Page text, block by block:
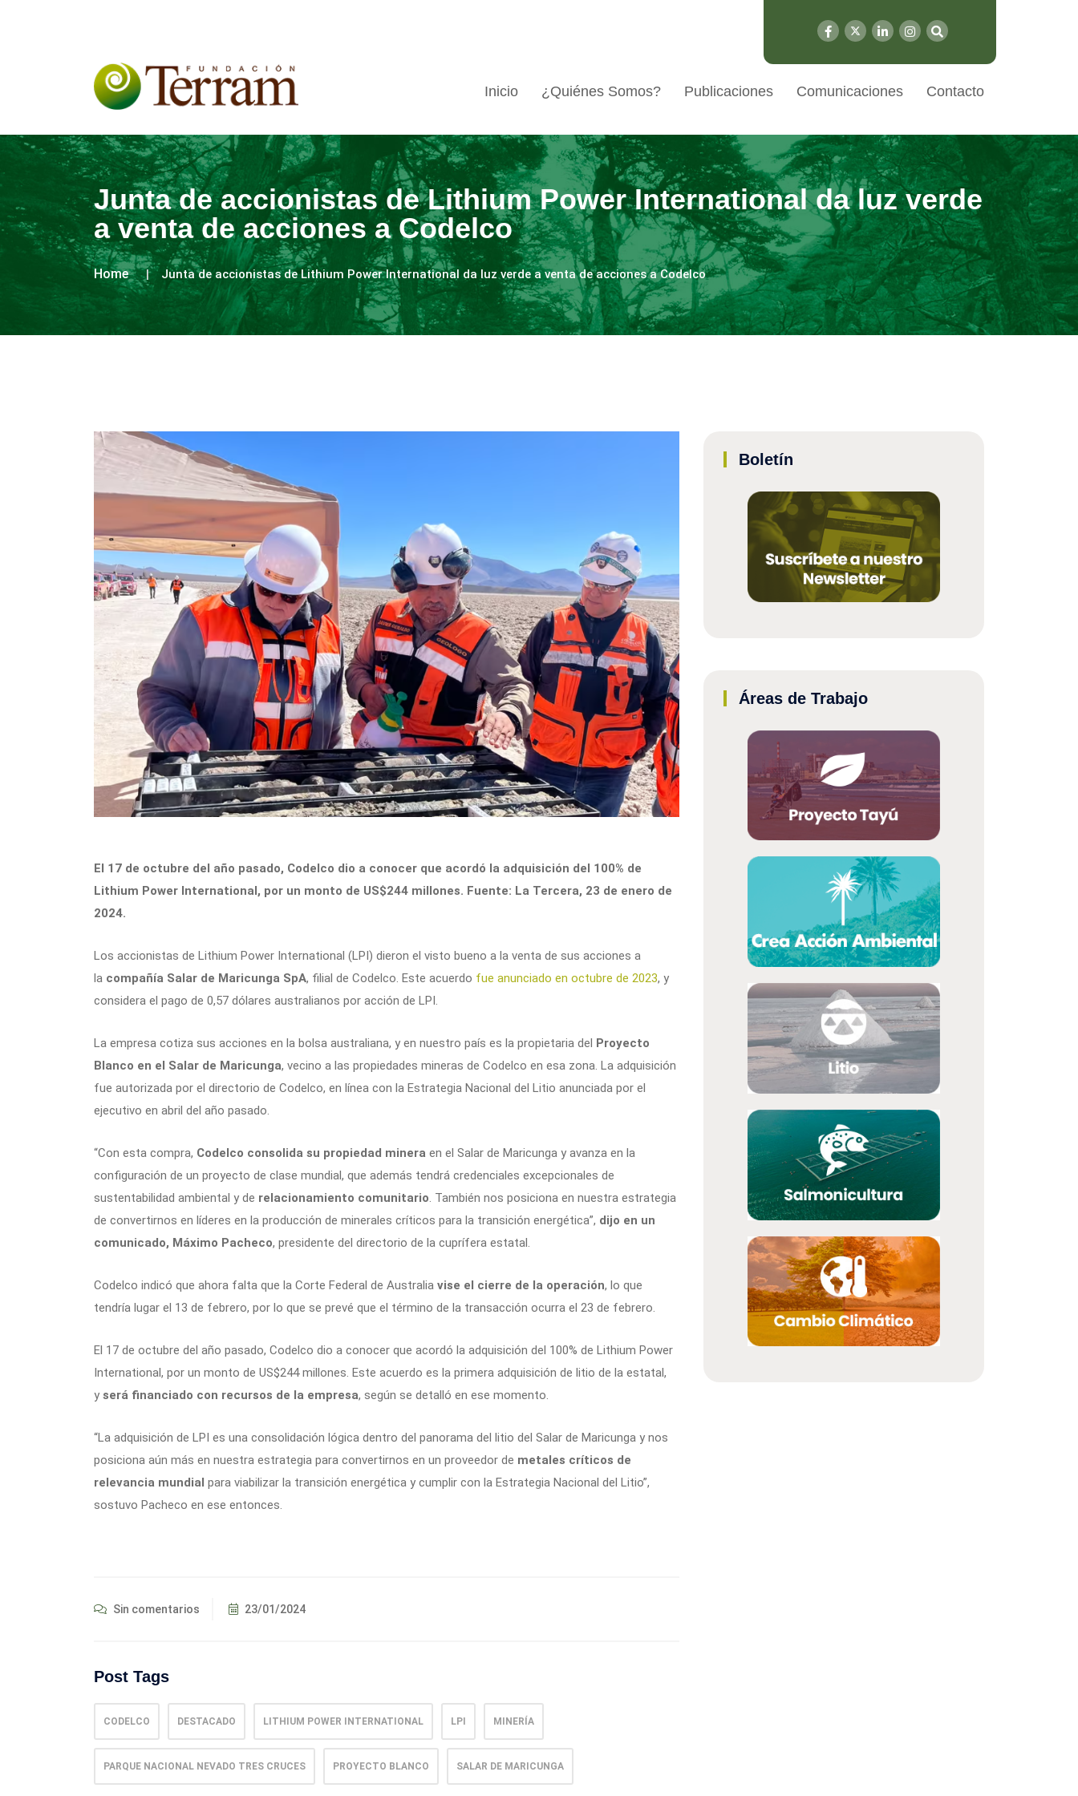
Inicio ¿Quiénes Somos? Publicaciones Comunicaciones Contacto
Junta de accionistas de Lithium Power International da luz verde
a venta de acciones a Codelco
Home Junta de accionistas de Lithium Power International da luz verde a venta de acciones a Codelco
El 17 de octubre del año pasado, Codelco dio a conocer que acordó la adquisición del 100% de
Lithium Power International, por un monto de US$244 millones. Fuente: La Tercera, 23 de enero de
2024.
Los accionistas de Lithium Power International (LPI) dieron el visto bueno a la venta de sus acciones a
la compañía Salar de Maricunga SpA, filial de Codelco. Este acuerdo fue anunciado en octubre de 2023, y
considera el pago de 0,57 dólares australianos por acción de LPI.
La empresa cotiza sus acciones en la bolsa australiana, y en nuestro país es la propietaria del Proyecto
Blanco en el Salar de Maricunga, vecino a las propiedades mineras de Codelco en esa zona. La adquisición
fue autorizada por el directorio de Codelco, en línea con la Estrategia Nacional del Litio anunciada por el
ejecutivo en abril del año pasado.
“Con esta compra, Codelco consolida su propiedad minera en el Salar de Maricunga y avanza en la
configuración de un proyecto de clase mundial, que además tendrá credenciales excepcionales de
sustentabilidad ambiental y de relacionamiento comunitario. También nos posiciona en nuestra estrategia
de convertirnos en líderes en la producción de minerales críticos para la transición energética”, dijo en un
comunicado, Máximo Pacheco, presidente del directorio de la cuprífera estatal.
Codelco indicó que ahora falta que la Corte Federal de Australia vise el cierre de la operación, lo que
tendría lugar el 13 de febrero, por lo que se prevé que el término de la transacción ocurra el 23 de febrero.
El 17 de octubre del año pasado, Codelco dio a conocer que acordó la adquisición del 100% de Lithium Power
International, por un monto de US$244 millones. Este acuerdo es la primera adquisición de litio de la estatal,
y será financiado con recursos de la empresa, según se detalló en ese momento.
“La adquisición de LPI es una consolidación lógica dentro del panorama del litio del Salar de Maricunga y nos
posiciona aún más en nuestra estrategia para convertirnos en un proveedor de metales críticos de
relevancia mundial para viabilizar la transición energética y cumplir con la Estrategia Nacional del Litio”,
sostuvo Pacheco en ese entonces.
Sin comentarios 23/01/2024
Post Tags
CODELCO DESTACADO LITHIUM POWER INTERNATIONAL LPI MINERÍA
PARQUE NACIONAL NEVADO TRES CRUCES PROYECTO BLANCO SALAR DE MARICUNGA
Boletín
Áreas de Trabajo